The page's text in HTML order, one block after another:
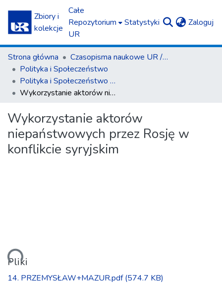
Zbiory i
kolekcje
Całe
Repozytorium
UR
Statystyki Zaloguj
Strona główna
Czasopisma naukowe UR / Scientific Journals
Polityka i Społeczeństwo
Polityka i Społeczeństwo nr 3(21)/2023
Wykorzystanie aktorów niepaństwowych przez Rosję w konflikcie syryjskim
Wykorzystanie aktorów
niepaństwowych przez Rosję w
konflikcie syryjskim
Pliki
14. PRZEMYSŁAW+MAZUR.pdf(574.7 KB)